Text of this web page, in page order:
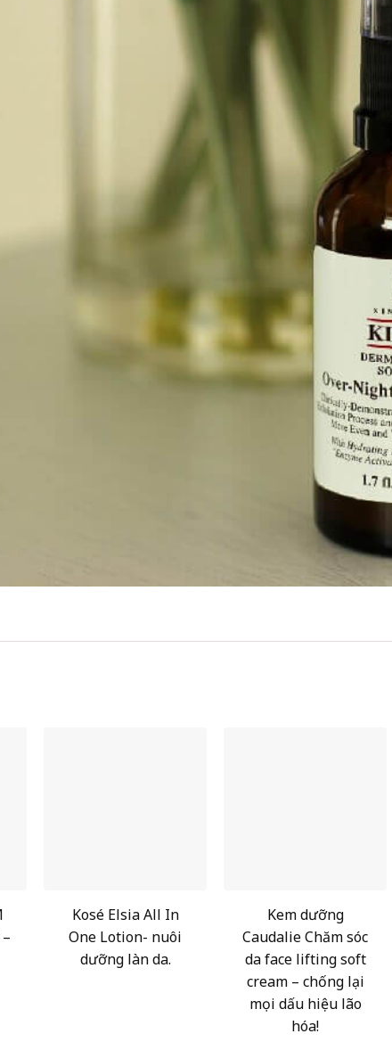
Kosé Elsia All In
One Lotion- nuôi
dưỡng làn da.
Kem dưỡng
Caudalie Chăm sóc
da face lifting soft
cream – chống lại
mọi dấu hiệu lão
hóa!